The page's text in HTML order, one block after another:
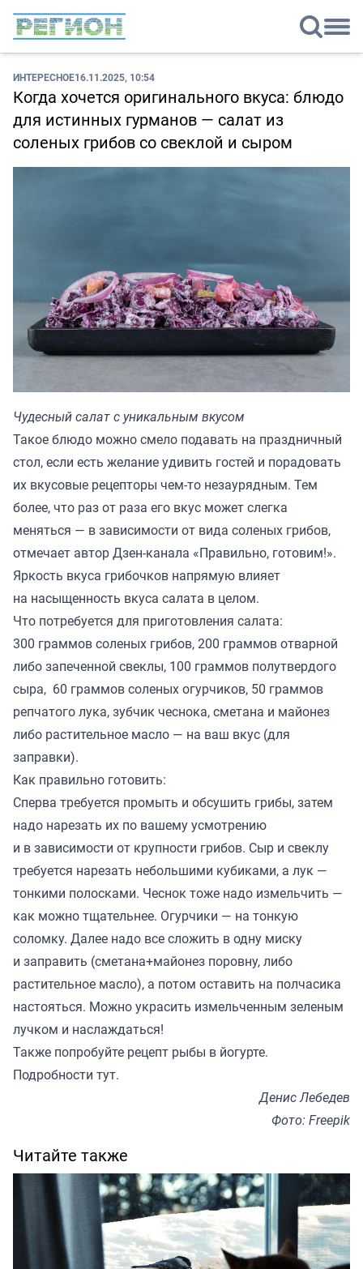
ИНТЕРЕСНОЕ16.11.2025, 10:54
Когда хочется оригинального вкуса: блюдо
для истинных гурманов — салат из
соленых грибов со свеклой и сыром
Чудесный салат с уникальным вкусом
Такое блюдо можно смело подавать на праздничный
стол, если есть желание удивить гостей и порадовать
их вкусовые рецепторы чем-то незаурядным. Тем
более, что раз от раза его вкус может слегка
меняться — в зависимости от вида соленых грибов,
отмечает автор Дзен-канала «Правильно, готовим!».
Яркость вкуса грибочков напрямую влияет
на насыщенность вкуса салата в целом.
Что потребуется для приготовления салата:
300 граммов соленых грибов, 200 граммов отварной
либо запеченной свеклы, 100 граммов полутвердого
сыра, 60 граммов соленых огурчиков, 50 граммов
репчатого лука, зубчик чеснока, сметана и майонез
либо растительное масло — на ваш вкус (для
заправки).
Как правильно готовить:
Сперва требуется промыть и обсушить грибы, затем
надо нарезать их по вашему усмотрению
и в зависимости от крупности грибов. Сыр и свеклу
требуется нарезать небольшими кубиками, а лук —
тонкими полосками. Чеснок тоже надо измельчить —
как можно тщательнее. Огурчики — на тонкую
соломку. Далее надо все сложить в одну миску
и заправить (сметана+майонез поровну, либо
растительное масло), а потом оставить на полчасика
настояться. Можно украсить измельченным зеленым
лучком и наслаждаться!
Также попробуйте рецепт рыбы в йогурте.
Подробности тут.
Денис Лебедев
Фото: Freepik
Читайте также